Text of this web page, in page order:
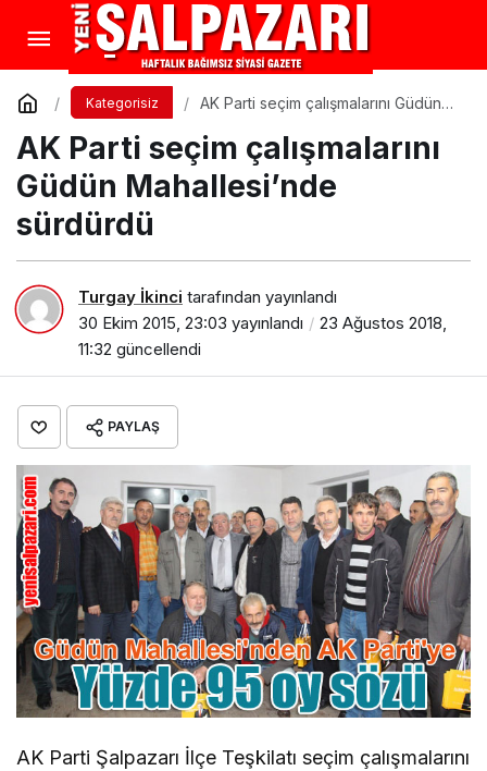
Kategorisiz
AK Parti seçim çalışmalarını Güdün
AK Parti seçim çalışmalarını
Güdün Mahallesi’nde
sürdürdü
Turgay İkinci tarafından yayınlandı
30 Ekim 2015, 23:03 yayınlandı
23 Ağustos 2018,
11:32 güncellendi
PAYLAŞ
AK Parti Şalpazarı İlçe Teşkilatı seçim çalışmalarını